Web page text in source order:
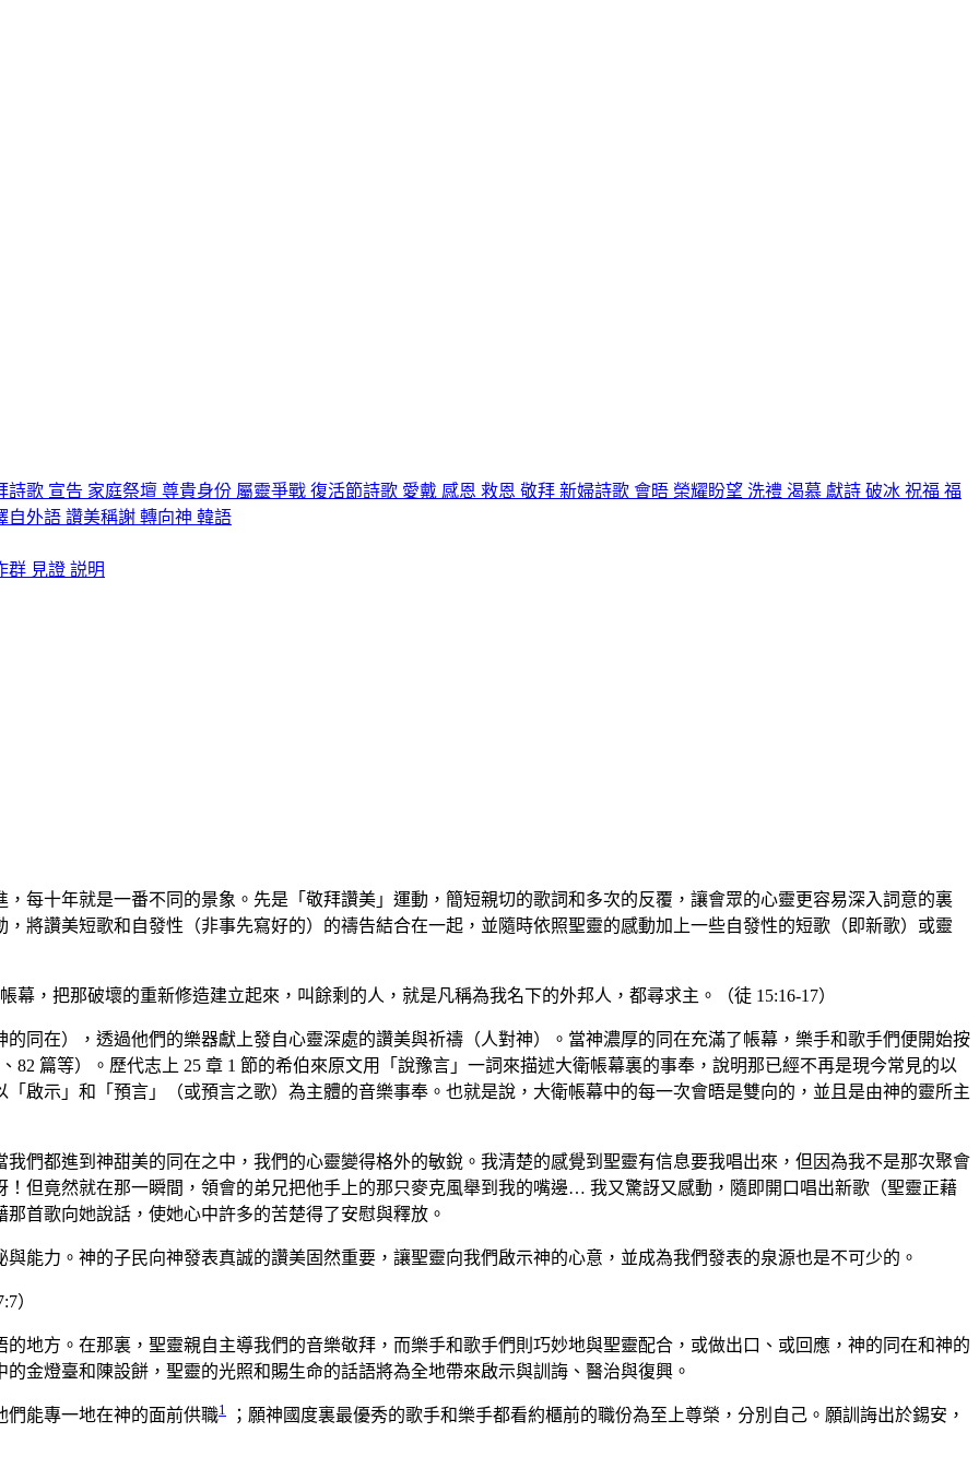
詩歌 宣告 家庭祭壇 尊貴身份 屬靈爭戰 復活節詩歌 愛戴 感恩 救恩 敬拜 新婦詩歌 會晤 榮耀盼望 洗禮 渴慕 獻詩 破冰 祝福 福
自外語 讚美稱謝 轉向神 韓語
群 見證 説明
每十年就是一番不同的景象。先是「敬拜讚美」運動，簡短親切的歌詞和多次的反覆，讓會眾的心靈更容易深入詞意的裏
將讚美短歌和自發性（非事先寫好的）的禱告結合在一起，並隨時依照聖靈的感動加上一些自發性的短歌（即新歌）或靈
，把那破壞的重新修造建立起來，叫餘剩的人，就是凡稱為我名下的外邦人，都尋求主。（徒 15:16-17）
同在），透過他們的樂器獻上發自心靈深處的讚美與祈禱（人對神）。當神濃厚的同在充滿了帳幕，樂手和歌手們便開始按
82 篇等）。歷代志上 25 章 1 節的希伯來原文用「說豫言」一詞來描述大衛帳幕裏的事奉，說明那已經不再是現今常見的以
啟示」和「預言」（或預言之歌）為主體的音樂事奉。也就是說，大衛帳幕中的每一次會晤是雙向的，並且是由神的靈所主
們都進到神甜美的同在之中，我們的心靈變得格外的敏銳。我清楚的感覺到聖靈有信息要我唱出來，但因為我不是那次聚會
但竟然就在那一瞬間，領會的弟兄把他手上的那只麥克風舉到我的嘴邊… 我又驚訝又感動，隨即開口唱出新歌（聖靈正藉
首歌向她說話，使她心中許多的苦楚得了安慰與釋放。
能力。神的子民向神發表真誠的讚美固然重要，讓聖靈向我們啟示神的心意，並成為我們發表的泉源也是不可少的。
）
地方。在那裏，聖靈親自主導我們的音樂敬拜，而樂手和歌手們則巧妙地與聖靈配合，或做出口、或回應，神的同在和神的
金燈臺和陳設餅，聖靈的光照和賜生命的話語將為全地帶來啟示與訓誨、醫治與復興。
們能專一地在神的面前供職1 ；願神國度裏最優秀的歌手和樂手都看約櫃前的職份為至上尊榮，分別自己。願訓誨出於錫安，